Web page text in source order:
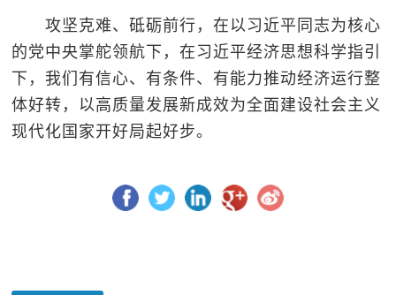
攻坚克难、砥砺前行，在以习近平同志为核心
的党中央掌舵领航下，在习近平经济思想科学指引
下，我们有信心、有条件、有能力推动经济运行整
体好转，以高质量发展新成效为全面建设社会主义
现代化国家开好局起好步。